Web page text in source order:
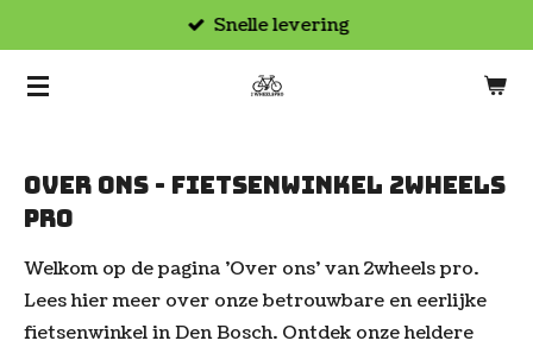
naar
Snelle levering
Over ons - Fietsenwinkel 2wheels
pro
Welkom op de pagina 'Over ons' van 2wheels pro.
Lees hier meer over onze betrouwbare en eerlijke
fietsenwinkel in Den Bosch. Ontdek onze heldere